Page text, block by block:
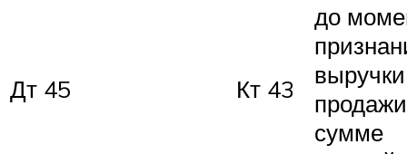
Дт 45 Кт 43
до
сумме